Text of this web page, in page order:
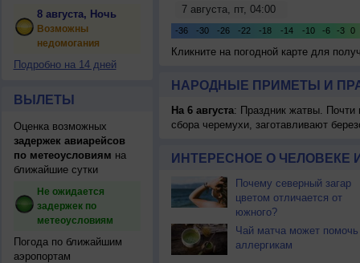
8 августа, Ночь
Возможны
недомогания
Подробно на 14 дней
ВЫЛЕТЫ
Оценка возможных
задержек авиарейсов
по метеоусловиям на
ближайшие сутки
Не ожидается
задержек по
метеоусловиям
Погода по ближайшим
аэропортам
Кликните на погодной карте для
НАРОДНЫЕ ПРИМЕТЫ И
На 6 августа: Праздник жатвы. Почти
сбора черемухи, заготавливают
ИНТЕРЕСНОЕ О ЧЕЛОВЕКЕ
Почему северный загар
цветом отличается от
южного?
Чай матча может помочь
аллергикам